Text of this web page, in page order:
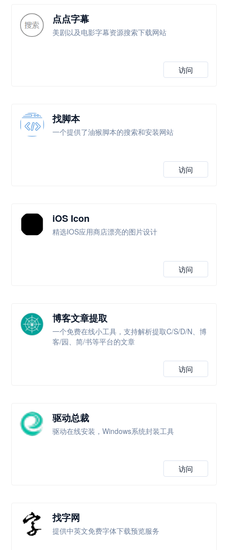
点点字幕
美剧以及电影字幕资源搜索下载网站
访问
找脚本
一个提供了油猴脚本的搜索和安装网站
访问
iOS Icon
精选IOS应用商店漂亮的图片设计
访问
博客文章提取
一个免费在线小工具，支持解析提取C/S/D/N、博
客/园、简/书等平台的文章
访问
驱动总裁
驱动在线安装，Windows系统封装工具
访问
找字网
提供中英文免费字体下载预览服务